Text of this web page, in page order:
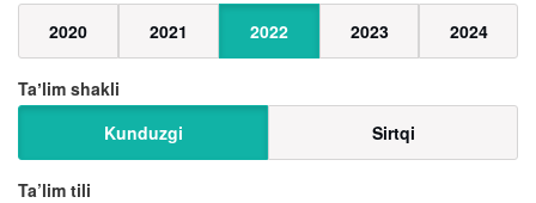
2020
2021 2022 2023 2024
Taʼlim shakli
Kunduzgi
Sirtqi
Ta’lim tili